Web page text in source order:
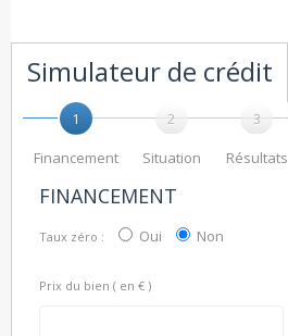
Simulateur de crédit
1
Financement
2
Situation
3
Résultats
FINANCEMENT
Taux zéro : Oui Non
Prix du bien ( en € )